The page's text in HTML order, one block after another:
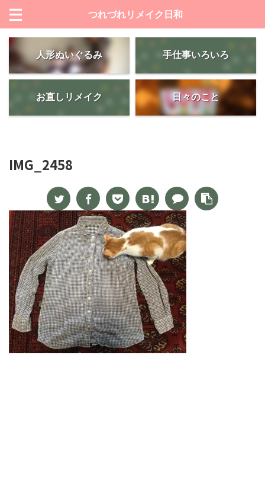
つれづれリメイク日和
人形ぬいぐるみ 手仕事いろいろ
お直しリメイク 日々のこと
IMG_2458